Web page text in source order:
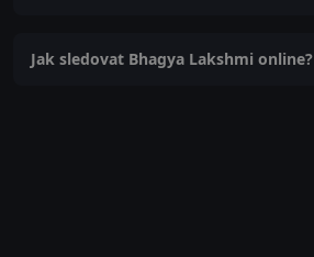
Jak sledovat Bhagya Lakshmi online?